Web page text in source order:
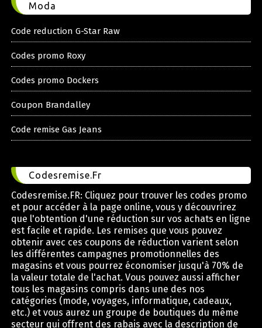
Moda
Code reduction G-Star Raw
Codes promo Roxy
Codes promo Dockers
Coupon Brandalley
Code remise Gas Jeans
Codesremise.Fr
Codesremise.FR: Cliquez pour trouver les codes promo
et pour accéder à la page online, vous y découvrirez
que l'obtention d'une réduction sur vos achats en ligne
est facile et rapide. Les remises que vous pouvez
obtenir avec ces coupons de réduction varient selon
les différentes campagnes promotionnelles des
magasins et vous pourrez économiser jusqu'à 70% de
la valeur totale de l'achat. Vous pouvez aussi afficher
tous les magasins compris dans une des nos
catégories (mode, voyages, informatique, cadeaux,
etc.) et vous aurez un groupe de boutiques du même
secteur qui offrent des rabais avec la description de